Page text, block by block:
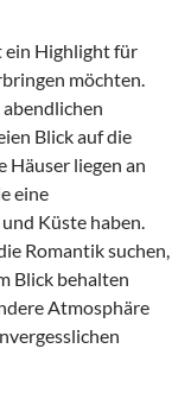
ein Highlight für
möchten.
abendlichen
Blick auf die
Häuser liegen an
eine
Küste haben.
Romantik suchen,
Blick behalten
Atmosphäre